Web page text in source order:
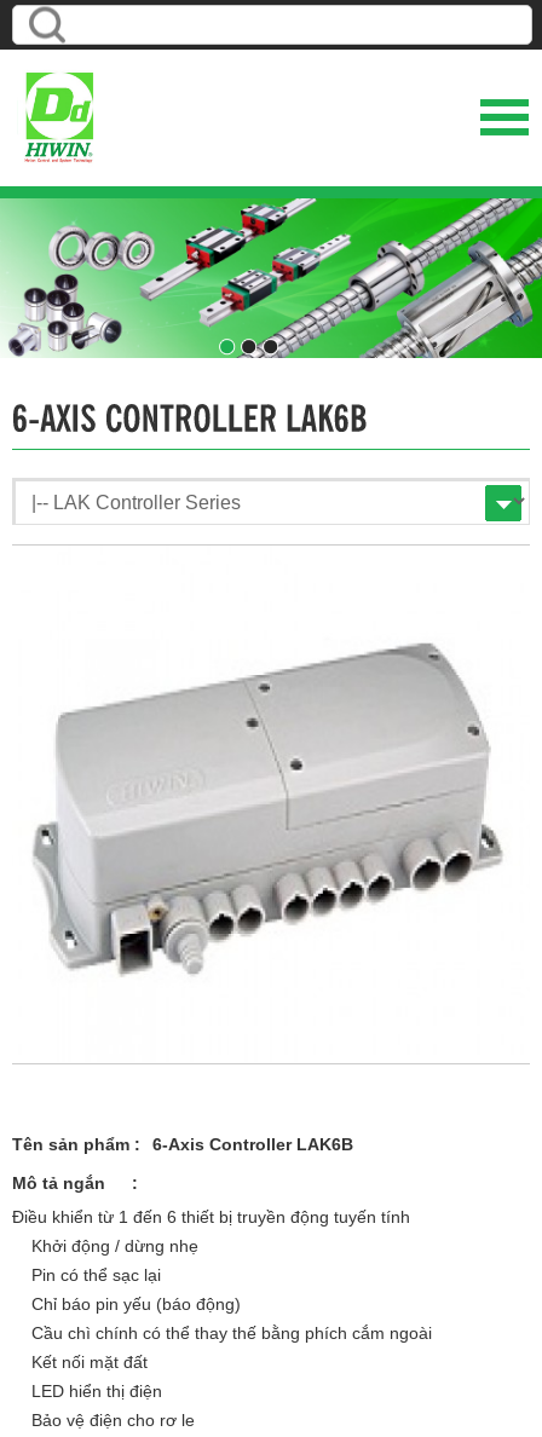
1 2 3
Tên sản phẩm :
6-Axis Controller LAK6B
Mô tả ngắn
:
Điều khiển từ 1 đến 6 thiết bị truyền động tuyến tính
Khởi động / dừng nhẹ
Pin có thể sạc lại
Chỉ báo pin yếu (báo động)
Cầu chì chính có thể thay thế bằng phích cắm ngoài
Kết nối mặt đất
LED hiển thị điện
Bảo vệ điện cho rơ le